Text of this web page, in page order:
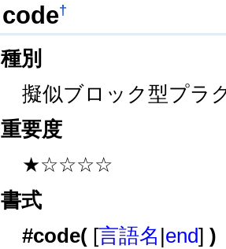
code†
種別
擬似ブロック型プラ
重要度
★☆☆☆☆
書式
#code( [言語名 |end])